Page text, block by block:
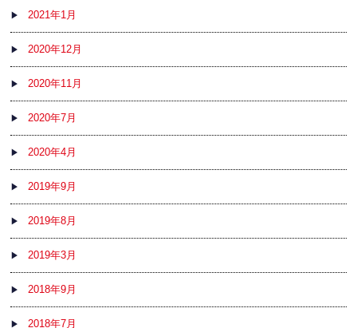
2021年1月
2020年12月
2020年11月
2020年7月
2020年4月
2019年9月
2019年8月
2019年3月
2018年9月
2018年7月